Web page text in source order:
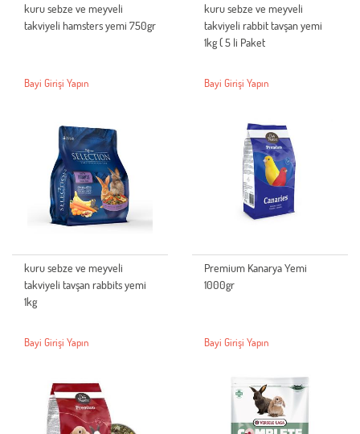
kuru sebze ve meyveli
takviyeli hamsters yemi 750gr
Bayi Girişi Yapın
kuru sebze ve meyveli
takviyeli rabbit tavşan yemi
1kg ( 5 li Paket
Bayi Girişi Yapın
kuru sebze ve meyveli
takviyeli tavşan rabbits yemi
1kg
Bayi Girişi Yapın
Premium Kanarya Yemi
1000gr
Bayi Girişi Yapın